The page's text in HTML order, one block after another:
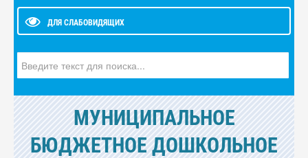
ДЛЯ СЛАБОВИДЯЩИХ
МУНИЦИПАЛЬНОЕ
БЮДЖЕТНОЕ ДОШКОЛЬНОЕ